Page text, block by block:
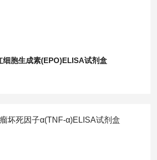
细胞生成素(EPO)ELISA试剂盒